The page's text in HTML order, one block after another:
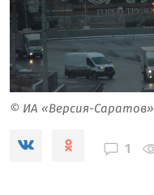
© ИА «Версия-Саратов»
1